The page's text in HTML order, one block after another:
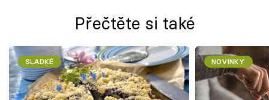
Přečtěte si také
SLADKÉ NOVINKY